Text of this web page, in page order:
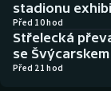
Boby a skeleton
Box
AZ kvíz
stadionu
Před 10 hod
Střelecká
se Švýcarskem
Před 21 hod